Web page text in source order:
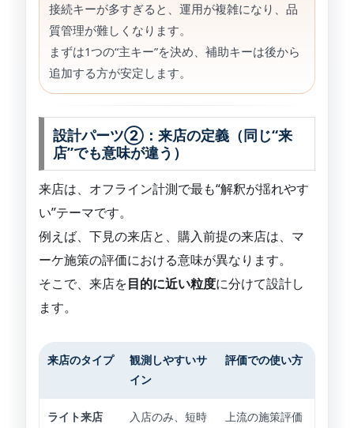
接続キーが多すぎると、運用が複雑になり、品
質管理が難しくなります。
まずは1つの“主キー”を決め、補助キーは後から
追加する方が安定します。
設計パーツ②：来店の定義（同じ“来
店”でも意味が違う）
来店は、オフライン計測で最も“解釈が揺れやす
い”テーマです。
例えば、下見の来店と、購入前提の来店は、マ
ーケ施策の評価における意味が異なります。
そこで、来店を目的に近い粒度に分けて設計し
ます。
来店のタイプ
観測しやすいサ
イン
評価での使い方
ライト来店
入店のみ、短時
上流の施策評価